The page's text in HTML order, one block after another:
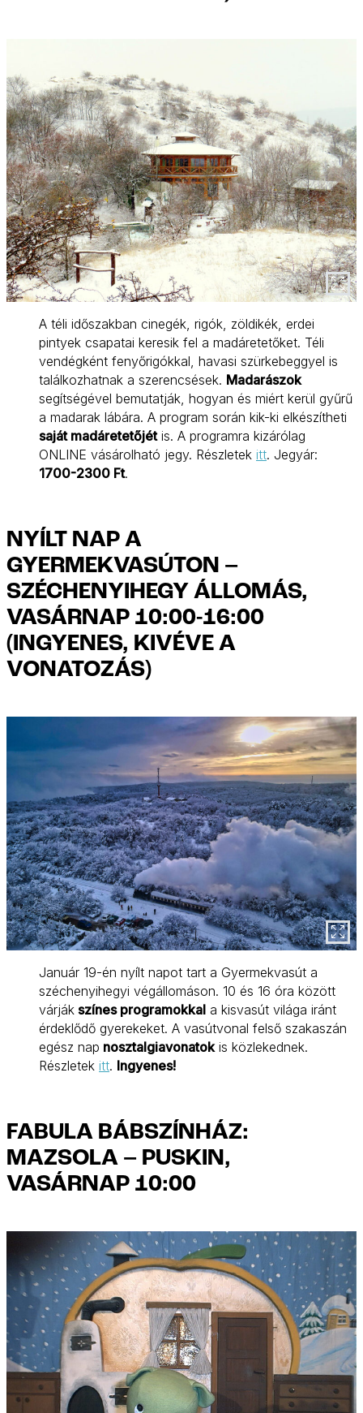
A téli időszakban cinegék, rigók, zöldikék, erdei
pintyek csapatai keresik fel a madáretetőket. Téli
vendégként fenyőrigókkal, havasi szürkebeggyel is
találkozhatnak a szerencsések. Madarászok
segítségével bemutatják, hogyan és miért kerül gyűrű
a madarak lábára. A program során kik-ki elkészítheti
saját madáretetőjétis. A programra kizárólag
ONLINE vásárolható jegy. Részletek itt. Jegyár:
1700-2300 Ft.
NYÍLT NAP A
GYERMEKVASÚTON –
SZÉCHENYIHEGY ÁLLOMÁS,
VASÁRNAP 10:00-16:00
(INGYENES, KIVÉVE A
VONATOZÁS)
Január 19-én nyílt napot tart a Gyermekvasút a
széchenyihegyi végállomáson. 10 és 16 óra között
várják színes programokkal a kisvasút világa iránt
érdeklődő gyerekeket. A vasútvonal felső szakaszán
egész nap nosztalgiavonatokis közlekednek.
Részletek itt. Ingyenes!
FABULA BÁBSZÍNHÁZ:
MAZSOLA – PUSKIN,
VASÁRNAP 10:00